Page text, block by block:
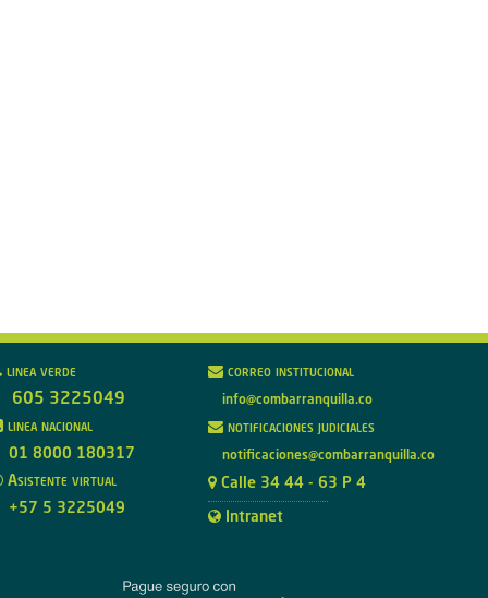
linea verde
605 3225049
linea nacional
01 8000 180317
Asistente virtual
+57 5 3225049
correo institucional
info@combarranquilla.co
notificaciones judiciales
notificaciones@combarranquilla.co
Calle 34 44 - 63 P 4
Intranet